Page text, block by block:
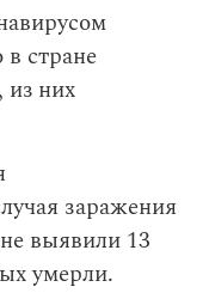
в стране
из них
заражения
выявили 13
умерли.